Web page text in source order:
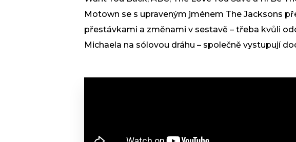
Motown se s upraveným jménem The Jacksons
přestávkami a změnami v sestavě – třeba kvůli
Michaela na sólovou dráhu – společně vystupují